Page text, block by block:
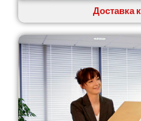
Самбор
Счастливое
Шепетовка
Шостка
Шпола
Синельниково
Славута
Доставка